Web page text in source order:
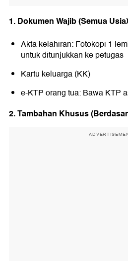
1. Dokumen Wajib (Semua Usia)
Akta kelahiran: Fotokopi 1
untuk ditunjukkan ke petugas
Kartu keluarga (KK)
e-KTP orang tua: Bawa KTP
2. Tambahan Khusus